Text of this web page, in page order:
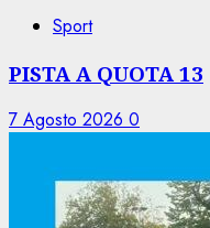
Sport
PISTA A QUOTA 13
7 Agosto 2026 0